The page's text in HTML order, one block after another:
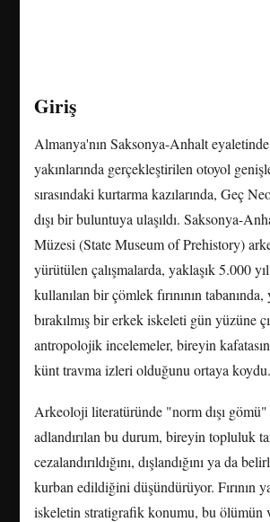
Giriş
Almanya'nın Saksonya-Anhalt
yakınlarında gerçekleştirilen otoyol
sırasındaki kurtarma kazılarında, Geç
dışı bir buluntuya ulaşıldı. Saksonya-
Müzesi (State Museum of Prehistory)
yürütülen çalışmalarda, yaklaşık 5.000
kullanılan bir çömlek fırınının
bırakılmış bir erkek iskeleti gün yüzüne
antropolojik incelemeler, bireyin
künt travma izleri olduğunu ortaya koydu.
Arkeoloji literatüründe "norm dışı
adlandırılan bu durum, bireyin topluluk
cezalandırıldığını, dışlandığını ya da
kurban edildiğini düşündürüyor. Fırının
iskeletin stratigrafik konumu, bu ölümün